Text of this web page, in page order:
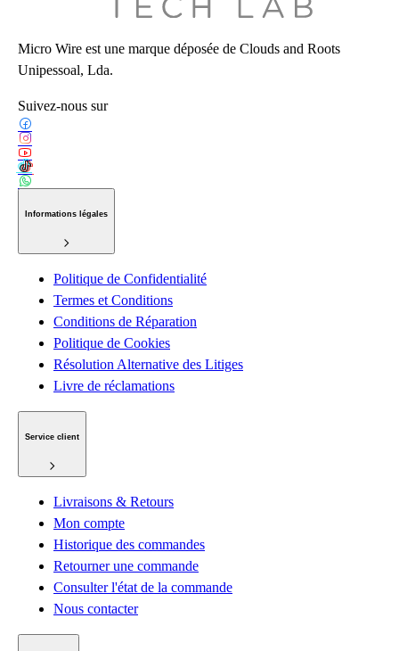
Micro Wire est une marque déposée de Clouds and Roots
Unipessoal, Lda.
Suivez-nous sur
Informations légales
Politique de Confidentialité
Termes et Conditions
Conditions de Réparation
Politique de Cookies
Résolution Alternative des Litiges
Livre de réclamations
Service client
Livraisons & Retours
Mon compte
Historique des commandes
Retourner une commande
Consulter l'état de la commande
Nous contacter